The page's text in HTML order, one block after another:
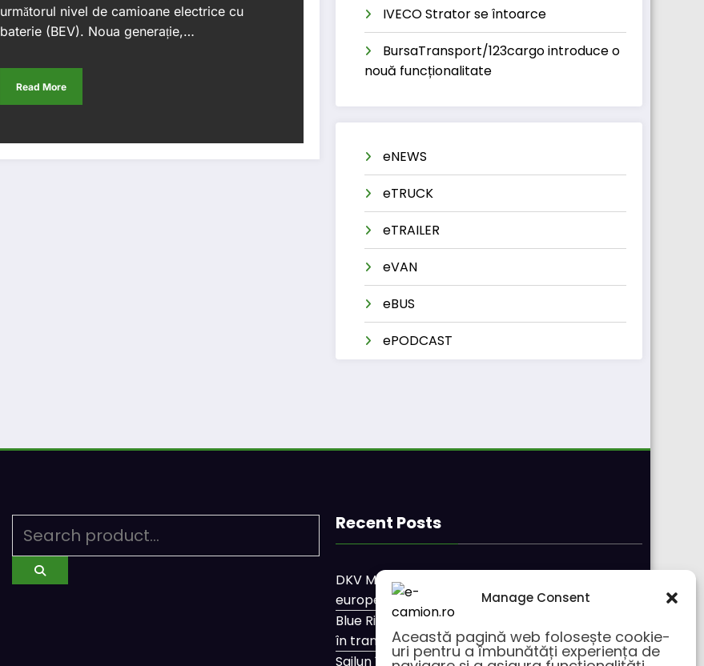
Manage Consent
Această pagină web folosește cookie-
uri pentru a îmbunătăți experiența de
următorul nivel de camioane electrice cu
baterie (BEV). Noua generație,…
Read More
IVECO Strator se întoarce
BursaTransport/123cargo introduce o
nouă funcționalitate
eNEWS
eTRUCK
eTRAILER
eVAN
eBUS
ePODCAST
Recent Posts
DKV Mobility și Shell își extind parteneriatul
european
Blue River: 26.123 km cu un camion 100% electric
în transport internațional
Sailun își extinde gama de anvelope pentru